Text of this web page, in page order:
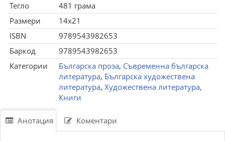
Тегло
481 грама
Размери
14x21
ISBN
9789543982653
Баркод
9789543982653
Категории
Българска проза, Съвременна българска
литература, Българска художествена
литература, Художествена литература,
Книги
Анотация Коментари